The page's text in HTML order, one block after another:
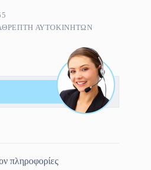
ΑΥΤΟΚΙΝΗΤΩΝ
πληροφορίες